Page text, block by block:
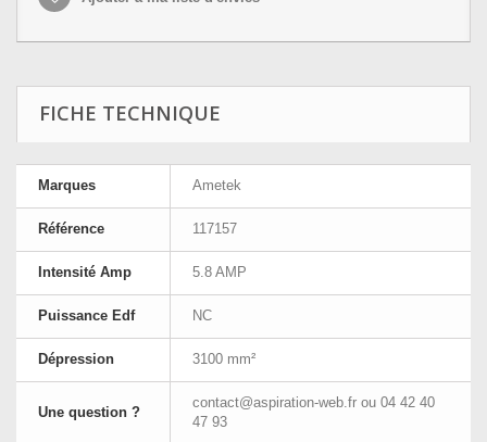
FICHE TECHNIQUE
Marques Ametek
Référence 117157
Intensité Amp 5.8 AMP
Puissance Edf NC
Dépression 3100 mm²
Une question ?
contact@aspiration-web.fr ou 04 42 40
47 93